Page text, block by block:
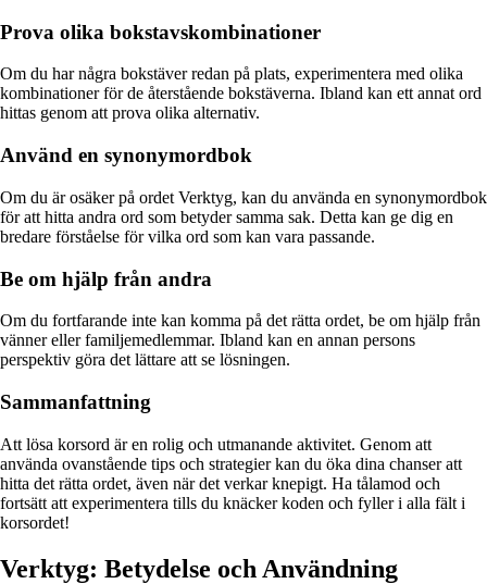
Prova olika bokstavskombinationer
Om du har några bokstäver redan på plats, experimentera med olika
kombinationer för de återstående bokstäverna. Ibland kan ett annat ord
hittas genom att prova olika alternativ.
Använd en synonymordbok
Om du är osäker på ordet Verktyg, kan du använda en synonymordbok
för att hitta andra ord som betyder samma sak. Detta kan ge dig en
bredare förståelse för vilka ord som kan vara passande.
Be om hjälp från andra
Om du fortfarande inte kan komma på det rätta ordet, be om hjälp från
vänner eller familjemedlemmar. Ibland kan en annan persons
perspektiv göra det lättare att se lösningen.
Sammanfattning
Att lösa korsord är en rolig och utmanande aktivitet. Genom att
använda ovanstående tips och strategier kan du öka dina chanser att
hitta det rätta ordet, även när det verkar knepigt. Ha tålamod och
fortsätt att experimentera tills du knäcker koden och fyller i alla fält i
korsordet!
Verktyg: Betydelse och Användning